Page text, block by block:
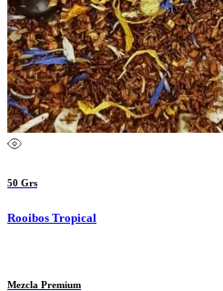
50 Grs
Rooibos Tropical
Mezcla Premium